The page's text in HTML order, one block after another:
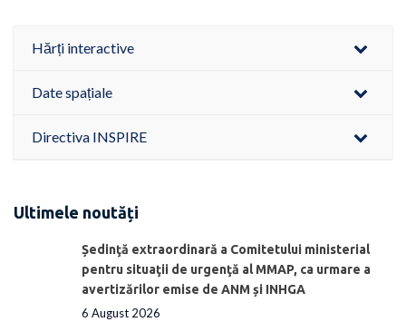
Hărți interactive
Date spațiale
Directiva INSPIRE
Ultimele noutăți
Ședinţă extraordinară a Comitetului ministerial
pentru situaţii de urgenţă al MMAP, ca urmare a
avertizărilor emise de ANM și INHGA
6 August 2026